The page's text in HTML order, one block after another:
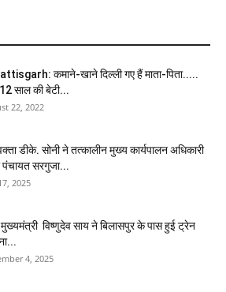
कमाने-खाने दिल्ली गए हैं माता-पिता.....
साल की बेटी...
22, 2022
डीके. सोनी ने तत्कालीन मुख्य कार्यपालन अधिकारी
पंचायत सरगुजा...
2025
विष्णुदेव साय ने बिलासपुर के पास हुई ट्रेन
4, 2025